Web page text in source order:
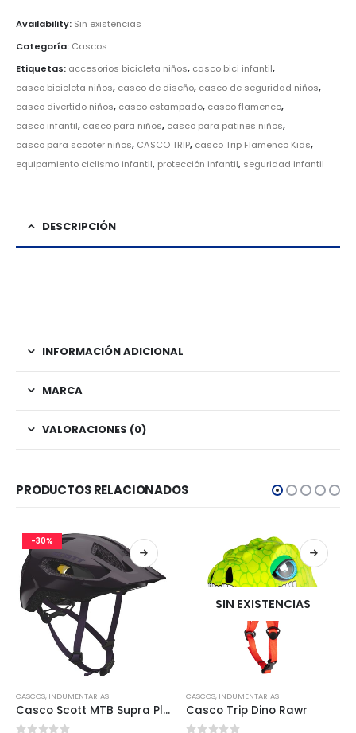
Availability: Sin existencias
Categoría: Cascos
Etiquetas: accesorios bicicleta niños, casco bici infantil,
casco bicicleta niños, casco de diseño, casco de seguridad niños,
casco divertido niños, casco estampado, casco flamenco,
casco infantil, casco para niños, casco para patines niños,
casco para scooter niños, CASCO TRIP, casco Trip Flamenco Kids,
equipamiento ciclismo infantil, protección infantil, seguridad infantil
DESCRIPCIÓN
INFORMACIÓN ADICIONAL
MARCA
VALORACIONES (0)
PRODUCTOS RELACIONADOS
-30%
CASCOS, INDUMENTARIAS
Casco Scott MTB Supra Plus Mips
SIN EXISTENCIAS
CASCOS, INDUMENTARIAS
Casco Trip Dino Rawr